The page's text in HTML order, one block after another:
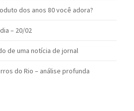
dos anos 80 você adora?
– 20/02
de uma notícia de jornal
do Rio – análise profunda